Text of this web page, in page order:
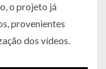
o projeto já
provenientes
dos vídeos.